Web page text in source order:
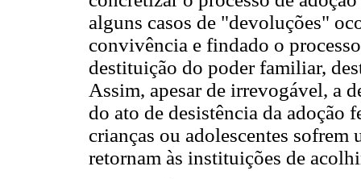
alguns casos de "devoluções"
convivência e findado o
destituição do poder familiar,
Assim, apesar de irrevogável, a
do ato de desistência da adoção
crianças ou adolescentes
retornam às instituições de